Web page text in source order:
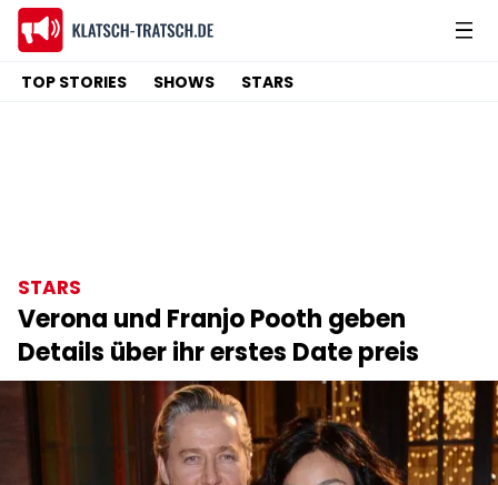
TOP STORIES SHOWS STARS
STARS
Verona und Franjo Pooth geben
Details über ihr erstes Date preis